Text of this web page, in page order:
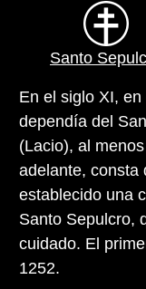
Santo
En el siglo XI,
dependía del
(Lacio), al
adelante, consta
establecido una
Santo Sepulcro,
cuidado. El
1252.